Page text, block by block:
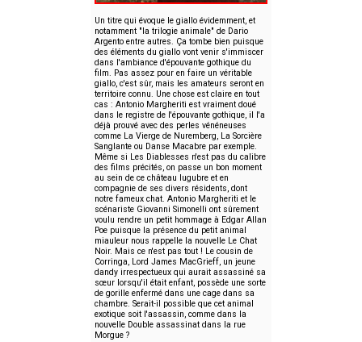
Un titre qui évoque le giallo évidemment, et
notamment "la trilogie animale" de Dario
Argento entre autres. Ça tombe bien puisque
des éléments du giallo vont venir s'immiscer
dans l'ambiance d'épouvante gothique du
film. Pas assez pour en faire un véritable
giallo, c'est sûr, mais les amateurs seront en
territoire connu. Une chose est claire en tout
cas : Antonio Margheriti est vraiment doué
dans le registre de l'épouvante gothique, il l'a
déjà prouvé avec des perles vénéneuses
comme La Vierge de Nuremberg, La Sorcière
Sanglante ou Danse Macabre par exemple.
Même si Les Diablesses n'est pas du calibre
des films précités, on passe un bon moment
au sein de ce château lugubre et en
compagnie de ses divers résidents, dont
notre fameux chat. Antonio Margheriti et le
scénariste Giovanni Simonelli ont sûrement
voulu rendre un petit hommage à Edgar Allan
Poe puisque la présence du petit animal
miauleur nous rappelle la nouvelle Le Chat
Noir. Mais ce n'est pas tout ! Le cousin de
Corringa, Lord James MacGrieff, un jeune
dandy irrespectueux qui aurait assassiné sa
sœur lorsqu'il était enfant, possède une sorte
de gorille enfermé dans une cage dans sa
chambre. Serait-il possible que cet animal
exotique soit l'assassin, comme dans la
nouvelle Double assassinat dans la rue
Morgue ?